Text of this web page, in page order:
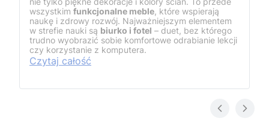
wszystkim funkcjonalne meble, które wspierają
naukę i zdrowy rozwój. Najważniejszym elementem
w strefie nauki są biurko i fotel – duet, bez którego
trudno wyobrazić sobie komfortowe odrabianie lekcji
czy korzystanie z komputera.
Czytaj całość